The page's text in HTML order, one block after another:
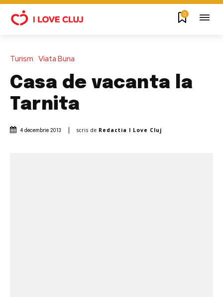
0
Turism Viata Buna
Casa de vacanta la
Tarnita
4 decembrie 2013 scris de Redactia I Love Cluj